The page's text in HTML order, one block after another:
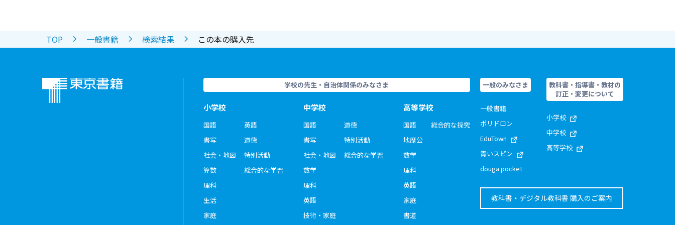
TOP 一般書籍 検索結果 この本の購入先
学校の先生・自治体関係のみなさま
小学校
国語
書写
社会・地図
算数
理科
生活
家庭
英語
道徳
特別活動
総合的な学習
中学校
国語
書写
社会・地図
数学
理科
英語
技術・家庭
道徳
特別活動
総合的な学習
高等学校
国語
地歴公
数学
理科
英語
家庭
書道
総合的な探究
一般のみなさま
一般書籍
ポリドロン
EduTown
青いスピン
douga pocket
教科書・指導書・教材の
訂正・変更について
小学校
中学校
高等学校
教科書・デジタル教科書 購入のご案内